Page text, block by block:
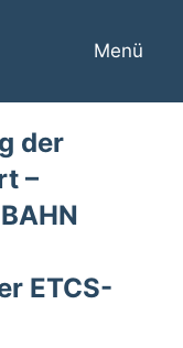
Menü
der
–
ETCS-